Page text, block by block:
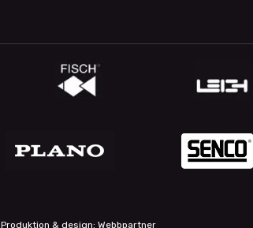
Produktion & design: Webbpartner